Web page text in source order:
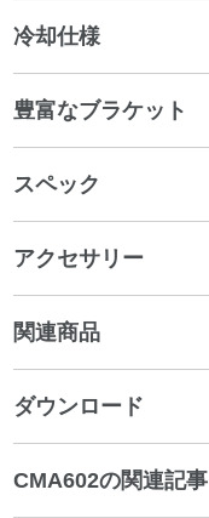
冷却仕様
豊富なブラケット
スペック
アクセサリー
関連商品
ダウンロード
CMA602の関連記事